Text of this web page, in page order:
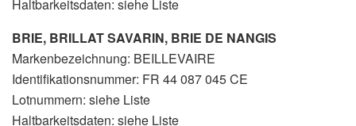
Haltbarkeitsdaten: siehe Liste
BRIE, BRILLAT SAVARIN, BRIE DE NANGIS
Markenbezeichnung: BEILLEVAIRE
Identifikationsnummer: FR 44 087 045 CE
Lotnummern: siehe Liste
Haltbarkeitsdaten: siehe Liste